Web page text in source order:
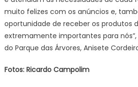
muito felizes com os anúncios e,
oportunidade de receber os produtos
extremamente importantes para
do Parque das Árvores, Anisete
Fotos: Ricardo Campolim